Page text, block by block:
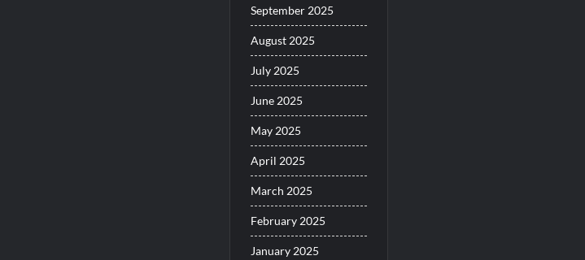
September 2025
August 2025
July 2025
June 2025
May 2025
April 2025
March 2025
February 2025
January 2025